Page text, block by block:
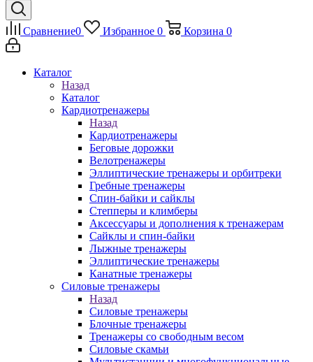
Сравнение0 Избранное 0 Корзина 0
Каталог
Назад
Каталог
Кардиотренажеры
Назад
Кардиотренажеры
Беговые дорожки
Велотренажеры
Эллиптические тренажеры и орбитреки
Гребные тренажеры
Спин-байки и сайклы
Степперы и климберы
Аксессуары и дополнения к тренажерам
Сайклы и спин-байки
Лыжные тренажеры
Эллиптические тренажеры
Канатные тренажеры
Силовые тренажеры
Назад
Силовые тренажеры
Блочные тренажеры
Тренажеры со свободным весом
Силовые скамьи